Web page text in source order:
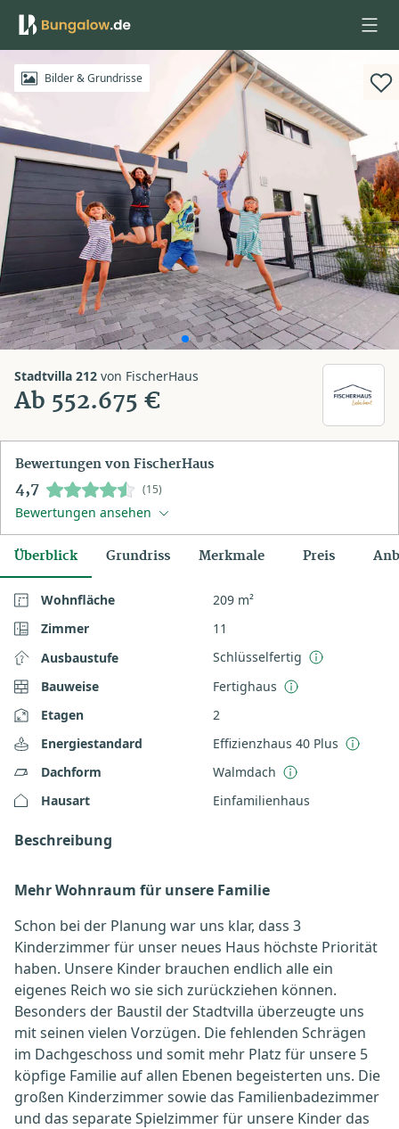
Anmelden
Bilder & Grundrisse
Stadtvilla 212 von FischerHaus
Ab 552.675 €
Bewertungen von FischerHaus
4,7 (15)
Bewertungen ansehen
Überblick Grundriss Merkmale Preis
Wohnfläche
209 m²
Zimmer
11
Ausbaustufe
Schlüsselfertig
Bauweise
Fertighaus
Etagen
2
Energiestandard
Effizienzhaus 40 Plus
Dachform
Walmdach
Hausart
Einfamilienhaus
Beschreibung
Mehr Wohnraum für unsere Familie
Schon bei der Planung war uns klar, dass 3
Kinderzimmer für unser neues Haus höchste Priorität
haben. Unsere Kinder brauchen endlich alle ein
eigenes Reich wo sie sich zurückziehen können.
Besonders der Baustil der Stadtvilla überzeugte uns
mit seinen vielen Vorzügen. Die fehlenden Schrägen
im Dachgeschoss und somit mehr Platz für unsere 5
köpfige Familie auf allen Ebenen begeisterten uns. Die
großen Kinderzimmer sowie das Familienbadezimmer
und das separate Spielzimmer für unsere Kinder das